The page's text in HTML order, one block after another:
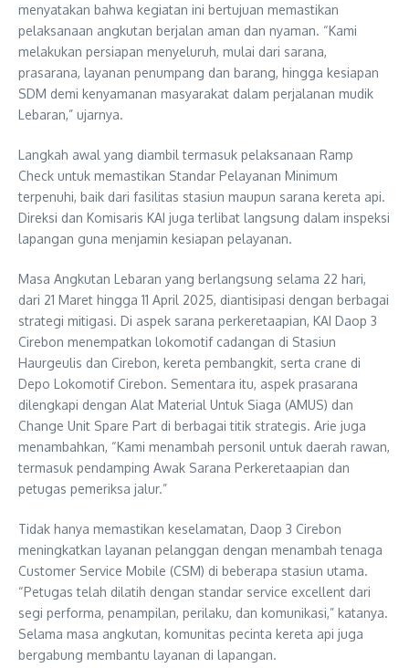
menyatakan bahwa kegiatan ini bertujuan memastikan
pelaksanaan angkutan berjalan aman dan nyaman. “Kami
melakukan persiapan menyeluruh, mulai dari sarana,
prasarana, layanan penumpang dan barang, hingga kesiapan
SDM demi kenyamanan masyarakat dalam perjalanan mudik
Lebaran,” ujarnya.
Langkah awal yang diambil termasuk pelaksanaan Ramp
Check untuk memastikan Standar Pelayanan Minimum
terpenuhi, baik dari fasilitas stasiun maupun sarana kereta api.
Direksi dan Komisaris KAI juga terlibat langsung dalam inspeksi
lapangan guna menjamin kesiapan pelayanan.
Masa Angkutan Lebaran yang berlangsung selama 22 hari,
dari 21 Maret hingga 11 April 2025, diantisipasi dengan berbagai
strategi mitigasi. Di aspek sarana perkeretaapian, KAI Daop 3
Cirebon menempatkan lokomotif cadangan di Stasiun
Haurgeulis dan Cirebon, kereta pembangkit, serta crane di
Depo Lokomotif Cirebon. Sementara itu, aspek prasarana
dilengkapi dengan Alat Material Untuk Siaga (AMUS) dan
Change Unit Spare Part di berbagai titik strategis. Arie juga
menambahkan, “Kami menambah personil untuk daerah rawan,
termasuk pendamping Awak Sarana Perkeretaapian dan
petugas pemeriksa jalur.”
Tidak hanya memastikan keselamatan, Daop 3 Cirebon
meningkatkan layanan pelanggan dengan menambah tenaga
Customer Service Mobile (CSM) di beberapa stasiun utama.
“Petugas telah dilatih dengan standar service excellent dari
segi performa, penampilan, perilaku, dan komunikasi,” katanya.
Selama masa angkutan, komunitas pecinta kereta api juga
bergabung membantu layanan di lapangan.